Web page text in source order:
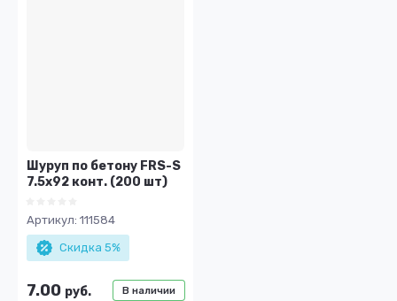
Шуруп по бетону FRS-S
7.5х92 конт. (200 шт)
Артикул: 111584
Скидка 5%
В наличии
7.00 руб.